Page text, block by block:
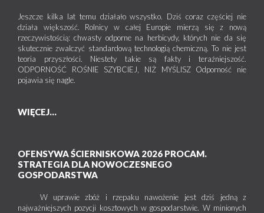
Jeszcze kilka lat temu działało wszystko. Dziś coraz częściej nie
działa większość. Rolnicy w całej Europie mierzą się z nową
rzeczywistością: chwasty odporne na herbicydy, których nie da się
skutecznie zwalczyć standardową technologią chemiczną. To nie jest
teoria przyszłości. Niestety takie są fakty i teraźniejszość.
ODPORNOŚĆ ROŚNIE SZYBCIEJ, NIŻ MYŚLISZ Odporność nie
pojawia się nagle.
WIĘCEJ...
OFENSYWA ŚCIERNISKOWA 2026 PROCAM.
STRATEGIA DLA NOWOCZESNEGO
GOSPODARSTWA
W uprawie zbóż i rzepaku nawożenie jest dziś jedną z
najważniejszych pozycji kosztowych w gospodarstwie. W minionych